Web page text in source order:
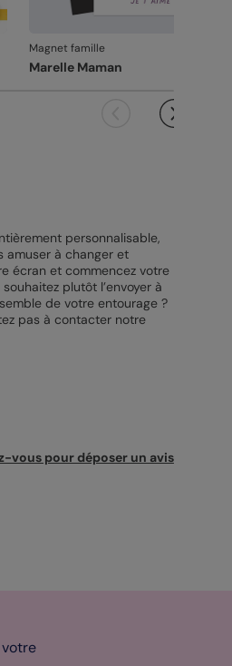
Magnet famille
Marelle Maman
personnalisable,
amuser à changer et
écran et commencez votre
plutôt l’envoyer à
de votre entourage ?
pas à contacter notre
vous pour déposer un avis